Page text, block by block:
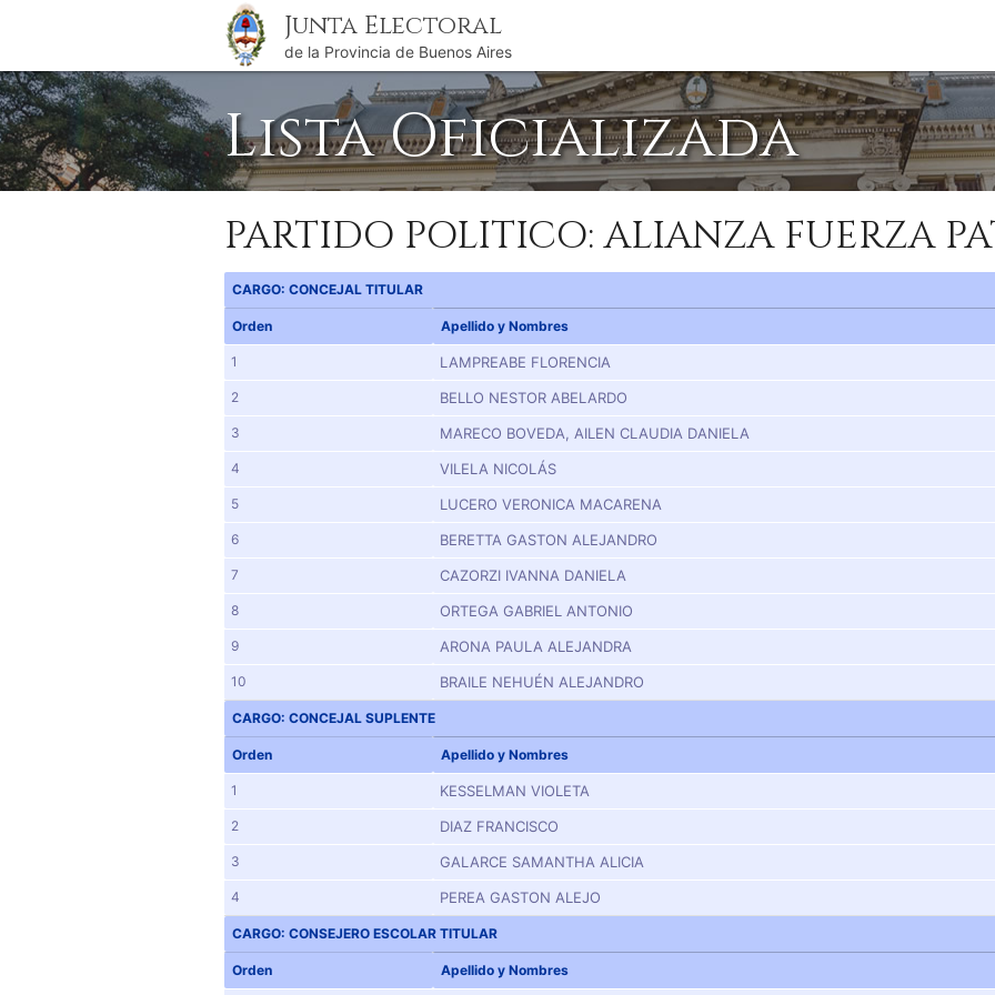
Junta Electoral
de la Provincia de Buenos Aires
Lista Oficializada
PARTIDO POLITICO: ALIANZA FUERZA
CARGO: CONCEJAL TITULAR
Orden Apellido y Nombres
1 LAMPREABE FLORENCIA
2 BELLO NESTOR ABELARDO
3 MARECO BOVEDA, AILEN CLAUDIA DANIELA
4 VILELA NICOLÁS
5 LUCERO VERONICA MACARENA
6 BERETTA GASTON ALEJANDRO
7 CAZORZI IVANNA DANIELA
8 ORTEGA GABRIEL ANTONIO
9 ARONA PAULA ALEJANDRA
10 BRAILE NEHUÉN ALEJANDRO
CARGO: CONCEJAL SUPLENTE
Orden Apellido y Nombres
1 KESSELMAN VIOLETA
2 DIAZ FRANCISCO
3 GALARCE SAMANTHA ALICIA
4 PEREA GASTON ALEJO
CARGO: CONSEJERO ESCOLAR TITULAR
Orden Apellido y Nombres